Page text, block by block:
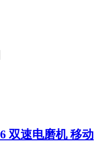
双速电磨机 移动